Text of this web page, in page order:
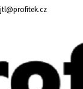
@profitek.cz